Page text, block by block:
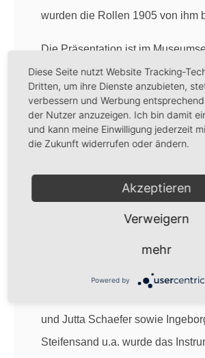
wurden die Rollen 1905 von ihm
Die Präsentation ist im
enthalten. Dauer: 20 Minuten.
Dieses hervorragend erhaltene
Reproduktionsinstrument ist
noch existierenden Welte
von denen seinerzeit überhaupt
gebaut wurden, also eine echte
Notenrollen sind quasi Tonträger
und Jutta Schaefer sowie
Steifensand u.a. wurde das
Diese Seite nutzt Website Tracking-
Dritten, um ihre Dienste anzubieten,
verbessern und Werbung
der Nutzer anzuzeigen. Ich bin damit
und kann meine Einwilligung jederzeit
die Zukunft widerrufen oder ändern.
Akzeptieren
Verweigern
mehr
Powered by